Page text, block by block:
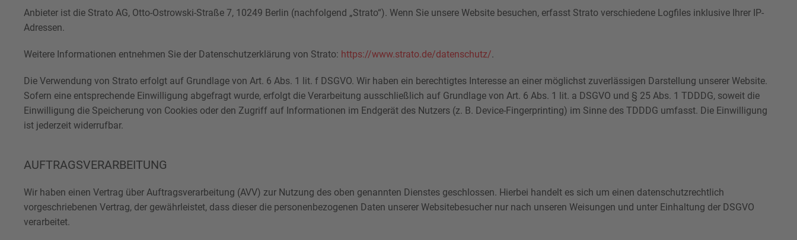
Anbieter ist die Strato AG, Otto-Ostrowski-Straße 7, 10249 Berlin (nachfolgend „Strato“). Wenn Sie unsere Website besuchen, erfasst Strato verschiedene Logfiles inklusive Ihrer IP-
Adressen.
Weitere Informationen entnehmen Sie der Datenschutzerklärung von Strato: https://www.strato.de/datenschutz/.
Die Verwendung von Strato erfolgt auf Grundlage von Art. 6 Abs. 1 lit. f DSGVO. Wir haben ein berechtigtes Interesse an einer möglichst zuverlässigen Darstellung unserer Website.
Sofern eine entsprechende Einwilligung abgefragt wurde, erfolgt die Verarbeitung ausschließlich auf Grundlage von Art. 6 Abs. 1 lit. a DSGVO und § 25 Abs. 1 TDDDG, soweit die
Einwilligung die Speicherung von Cookies oder den Zugriff auf Informationen im Endgerät des Nutzers (z. B. Device-Fingerprinting) im Sinne des TDDDG umfasst. Die Einwilligung
ist jederzeit widerrufbar.
AUFTRAGSVERARBEITUNG
Wir haben einen Vertrag über Auftragsverarbeitung (AVV) zur Nutzung des oben genannten Dienstes geschlossen. Hierbei handelt es sich um einen datenschutzrechtlich
vorgeschriebenen Vertrag, der gewährleistet, dass dieser die personenbezogenen Daten unserer Websitebesucher nur nach unseren Weisungen und unter Einhaltung der DSGVO
verarbeitet.